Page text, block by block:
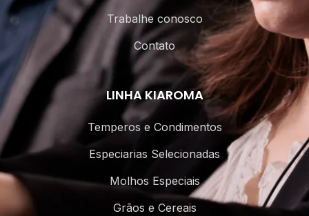
Trabalhe conosco
Contato
LINHA KIAROMA
Temperos e Condimentos
Especiarias Selecionadas
Molhos Especiais
Grãos e Cereais